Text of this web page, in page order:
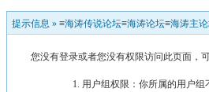
提示信息 » ≡海涛传说论坛≡海涛论坛≡海涛主
您没有登录或者您没有权限访问此页面，
用户组权限：你所属的用户组